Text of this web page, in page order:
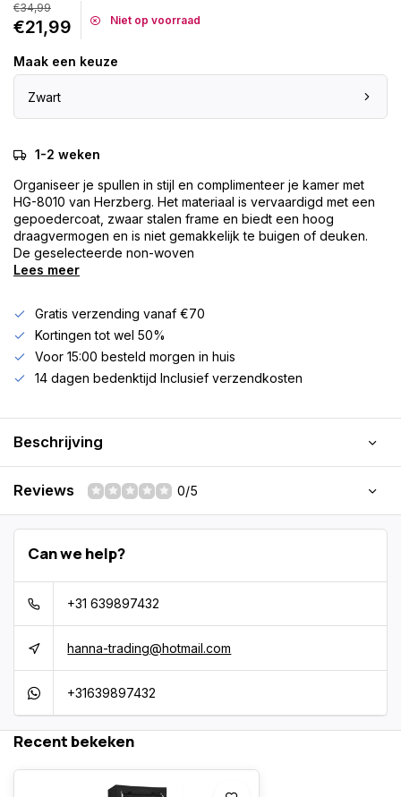
€34,99
€21,99 Niet op voorraad
Maak een keuze
Zwart
1-2 weken
Organiseer je spullen in stijl en complimenteer je kamer met
HG-8010 van Herzberg. Het materiaal is vervaardigd met een
gepoedercoat, zwaar stalen frame en biedt een hoog
draagvermogen en is niet gemakkelijk te buigen of deuken.
De geselecteerde non-woven
Lees meer
Gratis verzending vanaf €70
Kortingen tot wel 50%
Voor 15:00 besteld morgen in huis
14 dagen bedenktijd Inclusief verzendkosten
Beschrijving
Reviews 0/5
Can we help?
+31 639897432
hanna-trading@hotmail.com
+31639897432
Recent bekeken